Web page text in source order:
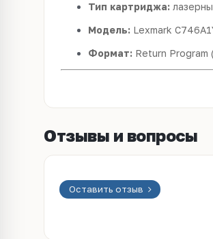
Тип картриджа:
Модель: Lexmark
Формат: Return Program
Отзывы и вопросы
Оставить отзыв